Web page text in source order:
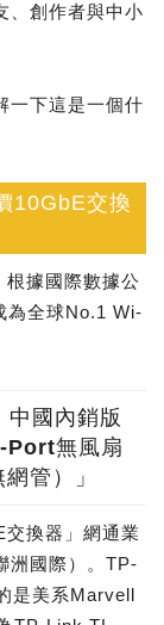
、創作者與中小
一下這是一個什
10GbE交換
據國際數據公
為全球No.1 Wi-
中國內銷版
Port無風扇
管）」
換器」網通業
洲國際）。TP-
是美系Marvell